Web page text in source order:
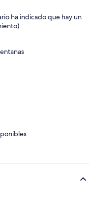
ha indicado que hay un